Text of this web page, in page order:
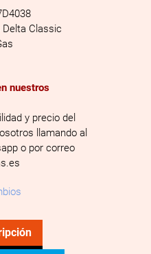
Delta Classic
nuestros
y precio del
llamando al
o por correo